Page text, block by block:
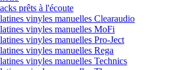
prêts à l'écoute
vinyles manuelles Clearaudio
vinyles manuelles MoFi
vinyles manuelles Pro-Ject
vinyles manuelles Rega
vinyles manuelles Technics